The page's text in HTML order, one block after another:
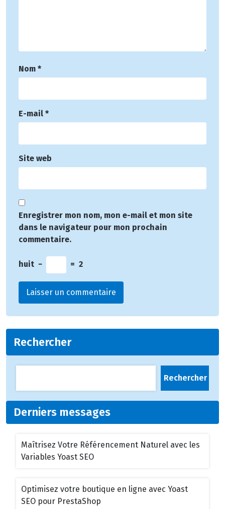
Nom *
E-mail *
Site web
Enregistrer mon nom, mon e-mail et mon site
dans le navigateur pour mon prochain
commentaire.
huit − = 2
Rechercher
Rechercher
Derniers messages
Maîtrisez Votre Référencement Naturel avec les
Variables Yoast SEO
Optimisez votre boutique en ligne avec Yoast
SEO pour PrestaShop